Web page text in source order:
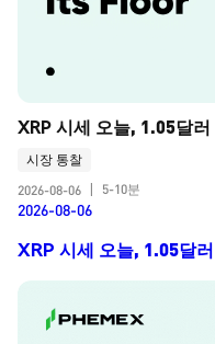
XRP 시세 오늘, 1.05달
시장 통찰
2026-08-06
5-10분
2026-08-06
XRP 시세 오늘, 1.05달